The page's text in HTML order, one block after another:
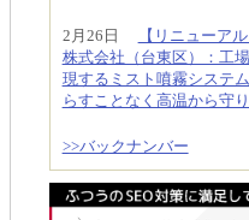
2月26日
【リニューア
株式会社（台東区）：工
現するミスト噴霧システ
らすことなく高温から守り
>>バックナンバー